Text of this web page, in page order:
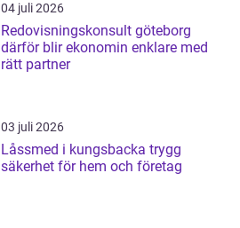
04 juli 2026
Redovisningskonsult göteborg
därför blir ekonomin enklare med
rätt partner
03 juli 2026
Låssmed i kungsbacka trygg
säkerhet för hem och företag